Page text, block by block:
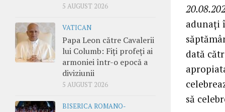
adunați
dată
să
5 AUGUST 2026
VATICAN
Papa Leon către Cavalerii
lui Columb: Fiți profeți ai
armoniei într-o epocă a
diviziunii
5 AUGUST 2026
BISERICA ROMANO-